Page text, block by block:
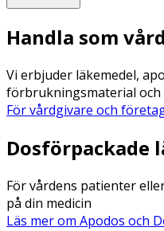
Handla som
Vi erbjuder läkemedel,
förbrukningsmaterial
För vårdgivare och
Dosförpackade
För vårdens patienter
på din medicin
Läs mer om Apodos och